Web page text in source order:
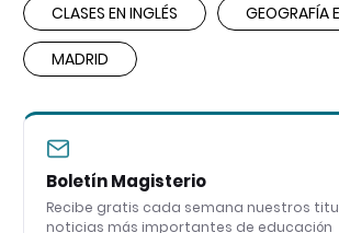
CLASES EN INGLÉS GEOGRAFÍA
MADRID
Boletín Magisterio
Recibe gratis cada semana nuestros
noticias más importantes de educación